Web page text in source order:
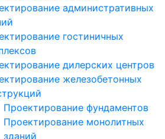
административных
гостиничных
дилерских центров
железобетонных
Проектирование фундаментов
Проектирование монолитных
зданий